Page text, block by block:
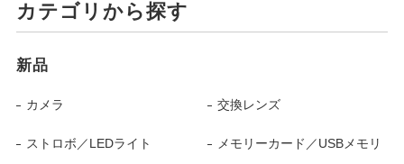
カテゴリから探す
新品
カメラ 交換レンズ
ストロボ／LEDライト メモリーカード／USBメモリ